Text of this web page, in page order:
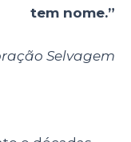
tem nome.”
Selvagem